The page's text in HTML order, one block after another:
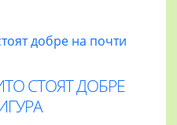
СТОЯТ ДОБРЕ